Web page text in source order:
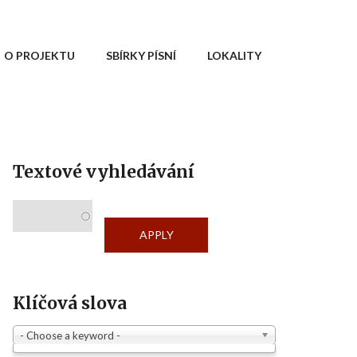
O PROJEKTU SBÍRKY PÍSNÍ LOKALITY
Textové vyhledávání
Klíčová slova
- Choose a keyword -